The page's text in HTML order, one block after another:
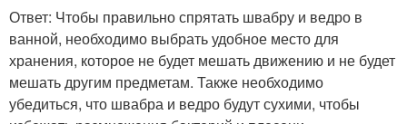
Ответ: Чтобы правильно спрятать швабру и ведро в
ванной, необходимо выбрать удобное место для
хранения, которое не будет мешать движению и не будет
мешать другим предметам. Также необходимо
убедиться, что швабра и ведро будут сухими, чтобы